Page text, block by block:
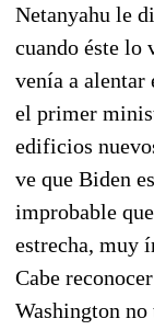
Netanyahu le
cuando éste lo
venía a alentar
el primer
edificios
ve que Biden
improbable
estrecha, muy
Cabe
Washington no